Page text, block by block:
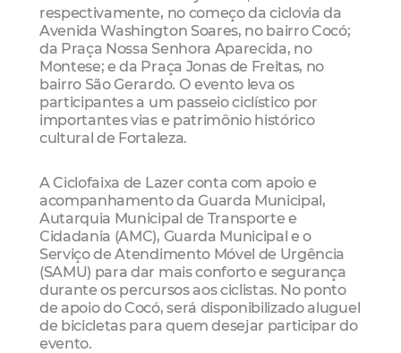
respectivamente, no começo da ciclovia da
Avenida Washington Soares, no bairro Cocó;
da Praça Nossa Senhora Aparecida, no
Montese; e da Praça Jonas de Freitas, no
bairro São Gerardo. O evento leva os
participantes a um passeio ciclístico por
importantes vias e patrimônio histórico
cultural de Fortaleza.
A Ciclofaixa de Lazer conta com apoio e
acompanhamento da Guarda Municipal,
Autarquia Municipal de Transporte e
Cidadania (AMC), Guarda Municipal e o
Serviço de Atendimento Móvel de Urgência
(SAMU) para dar mais conforto e segurança
durante os percursos aos ciclistas. No ponto
de apoio do Cocó, será disponibilizado aluguel
de bicicletas para quem desejar participar do
evento.